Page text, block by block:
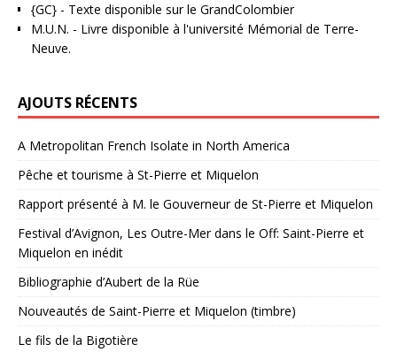
{GC} - Texte disponible sur le GrandColombier
M.U.N. - Livre disponible à l'université Mémorial de Terre-
Neuve.
AJOUTS RÉCENTS
A Metropolitan French Isolate in North America
Pêche et tourisme à St-Pierre et Miquelon
Rapport présenté à M. le Gouverneur de St-Pierre et Miquelon
Festival d’Avignon, Les Outre-Mer dans le Off: Saint-Pierre et
Miquelon en inédit
Bibliographie d’Aubert de la Rüe
Nouveautés de Saint-Pierre et Miquelon (timbre)
Le fils de la Bigotière